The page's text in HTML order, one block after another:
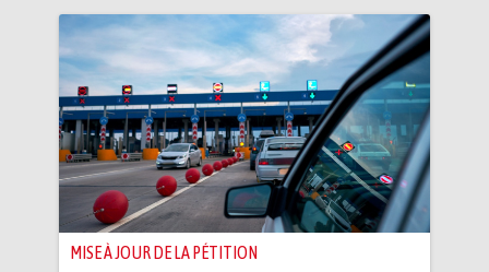
MISE À JOUR DE LA PÉTITION